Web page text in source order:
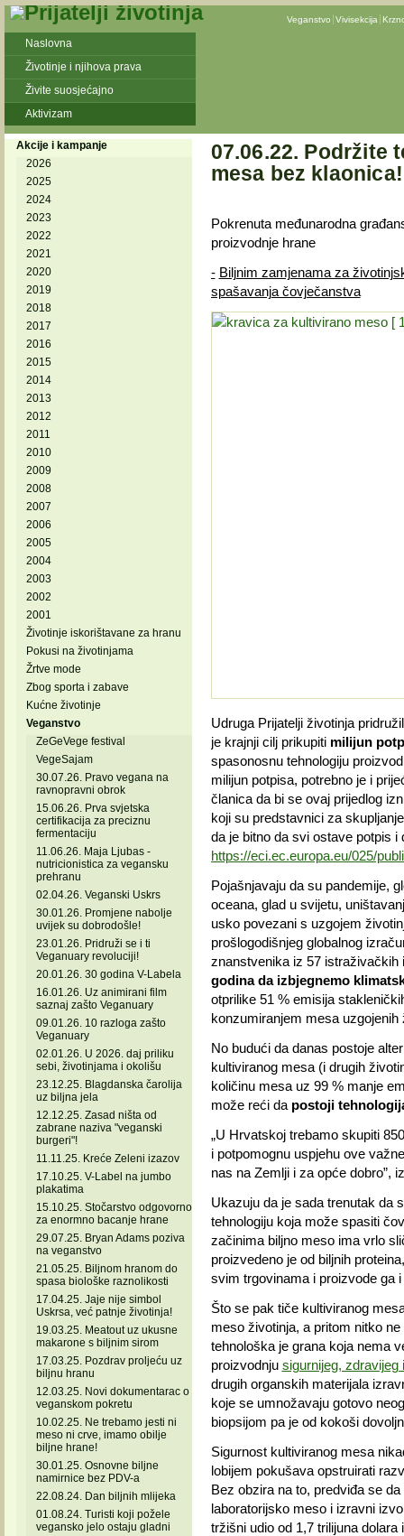
Veganstvo Vivisekcija
Naslovna
Životinje i njihova prava
Živite suosjećajno
Aktivizam
Akcije i kampanje
2026
2025
2024
2023
2022
2021
2020
2019
2018
2017
2016
2015
2014
2013
2012
2011
2010
2009
2008
2007
2006
2005
2004
2003
2002
2001
Životinje iskorištavane za hranu
Pokusi na životinjama
Žrtve mode
Zbog sporta i zabave
Kućne životinje
Veganstvo
ZeGeVege festival
VegeSajam
30.07.26. Pravo vegana na
ravnopravni obrok
15.06.26. Prva svjetska
certifikacija za preciznu
fermentaciju
11.06.26. Maja Ljubas -
nutricionistica za vegansku
prehranu
02.04.26. Veganski Uskrs
30.01.26. Promjene nabolje
uvijek su dobrodošle!
23.01.26. Pridruži se i ti
Veganuary revoluciji!
20.01.26. 30 godina V-Labela
16.01.26. Uz animirani film
saznaj zašto Veganuary
09.01.26. 10 razloga zašto
Veganuary
02.01.26. U 2026. daj priliku
sebi, životinjama i okolišu
23.12.25. Blagdanska čarolija
uz biljna jela
12.12.25. Zasad ništa od
zabrane naziva "veganski
burgeri"!
11.11.25. Kreće Zeleni izazov
17.10.25. V-Label na jumbo
plakatima
15.10.25. Stočarstvo odgovorno
za enormno bacanje hrane
29.07.25. Bryan Adams poziva
na veganstvo
21.05.25. Biljnom hranom do
spasa biološke raznolikosti
17.04.25. Jaje nije simbol
Uskrsa, već patnje životinja!
19.03.25. Meatout uz ukusne
makarone s biljnim sirom
17.03.25. Pozdrav proljeću uz
biljnu hranu
12.03.25. Novi dokumentarac o
veganskom pokretu
10.02.25. Ne trebamo jesti ni
meso ni crve, imamo obilje
biljne hrane!
30.01.25. Osnovne biljne
namirnice bez PDV-a
22.08.24. Dan biljnih mlijeka
01.08.24. Turisti koji požele
vegansko jelo ostaju gladni
07.06.22. Podržite
mesa bez klaonica!
Pokrenuta međunarodna
proizvodnje hrane
- Biljnim zamjenama za
spašavanja čovječanstva
Udruga Prijatelji životinja
je krajnji cilj prikupiti milijun
spasonosnu tehnologiju
milijun potpisa, potrebno je i
članica da bi se ovaj prijedlog
koji su predstavnici za
da je bitno da svi ostave potpis i
https://eci.ec.europa.eu/025/
Pojašnjavaju da su pandemije,
oceana, glad u svijetu,
usko povezani s uzgojem
prošlogodišnjeg globalnog
znanstvenika iz 57
godina da izbjegnemo
otprilike 51 % emisija
konzumiranjem mesa uzgojenih
No budući da danas postoje
kultiviranog mesa (i drugih
količinu mesa uz 99 % manje
može reći da postoji
„U Hrvatskoj trebamo skupiti
i potpomognu uspjehu ove
nas na Zemlji i za opće dobro”,
Ukazuju da je sada trenutak da
tehnologiju koja može spasiti
začinima biljno meso ima vrlo
proizvedeno je od biljnih
svim trgovinama i proizvode ga
Što se pak tiče kultiviranog
meso životinja, a pritom nitko
tehnološka je grana koja nema
proizvodnju sigurnijeg, zdravijeg
drugih organskih materijala
koje se umnožavaju gotovo
biopsijom pa je od kokoši
Sigurnost kultiviranog mesa
lobijem pokušava opstruirati
Bez obzira na to, predviđa se
laboratorijsko meso i izravni
tržišni udio od 1,7 trilijuna